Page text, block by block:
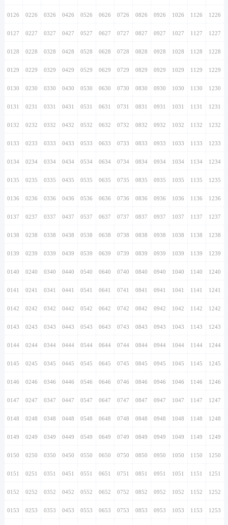
0126 0226 0326 0426 0526 0626 0726 0826 0926 1026 1126 1226
0127 0227 0327 0427 0527 0627 0727 0827 0927 1027 1127 1227
0128 0228 0328 0428 0528 0628 0728 0828 0928 1028 1128 1228
0129 0229 0329 0429 0529 0629 0729 0829 0929 1029 1129 1229
0130 0230 0330 0430 0530 0630 0730 0830 0930 1030 1130 1230
0131 0231 0331 0431 0531 0631 0731 0831 0931 1031 1131 1231
0132 0232 0332 0432 0532 0632 0732 0832 0932 1032 1132 1232
0133 0233 0333 0433 0533 0633 0733 0833 0933 1033 1133 1233
0134 0234 0334 0434 0534 0634 0734 0834 0934 1034 1134 1234
0135 0235 0335 0435 0535 0635 0735 0835 0935 1035 1135 1235
0136 0236 0336 0436 0536 0636 0736 0836 0936 1036 1136 1236
0137 0237 0337 0437 0537 0637 0737 0837 0937 1037 1137 1237
0138 0238 0338 0438 0538 0638 0738 0838 0938 1038 1138 1238
0139 0239 0339 0439 0539 0639 0739 0839 0939 1039 1139 1239
0140 0240 0340 0440 0540 0640 0740 0840 0940 1040 1140 1240
0141 0241 0341 0441 0541 0641 0741 0841 0941 1041 1141 1241
0142 0242 0342 0442 0542 0642 0742 0842 0942 1042 1142 1242
0143 0243 0343 0443 0543 0643 0743 0843 0943 1043 1143 1243
0144 0244 0344 0444 0544 0644 0744 0844 0944 1044 1144 1244
0145 0245 0345 0445 0545 0645 0745 0845 0945 1045 1145 1245
0146 0246 0346 0446 0546 0646 0746 0846 0946 1046 1146 1246
0147 0247 0347 0447 0547 0647 0747 0847 0947 1047 1147 1247
0148 0248 0348 0448 0548 0648 0748 0848 0948 1048 1148 1248
0149 0249 0349 0449 0549 0649 0749 0849 0949 1049 1149 1249
0150 0250 0350 0450 0550 0650 0750 0850 0950 1050 1150 1250
0151 0251 0351 0451 0551 0651 0751 0851 0951 1051 1151 1251
0152 0252 0352 0452 0552 0652 0752 0852 0952 1052 1152 1252
0153 0253 0353 0453 0553 0653 0753 0853 0953 1053 1153 1253